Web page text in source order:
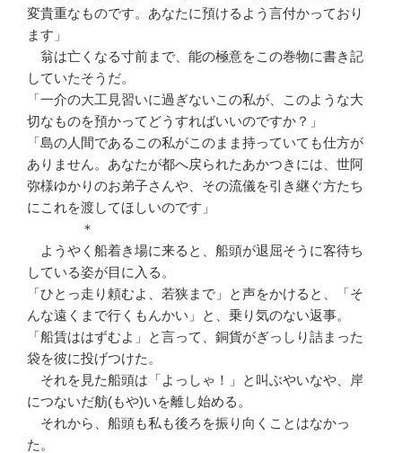
変貴重なものです。あなたに預けるよう言付かっており
ます」
翁は亡くなる寸前まで、能の極意をこの巻物に書き記
していたそうだ。
「一介の大工見習いに過ぎないこの私が、このような大
切なものを預かってどうすればいいのですか？」
「島の人間であるこの私がこのまま持っていても仕方が
ありません。あなたが都へ戻られたあかつきには、世阿
弥様ゆかりのお弟子さんや、その流儀を引き継ぐ方たち
にこれを渡してほしいのです」
＊
ようやく船着き場に来ると、船頭が退屈そうに客待ち
している姿が目に入る。
「ひとっ走り頼むよ、若狭まで」と声をかけると、「そ
んな遠くまで行くもんかい」と、乗り気のない返事。
「船賃ははずむよ」と言って、銅貨がぎっしり詰まった
袋を彼に投げつけた。
それを見た船頭は「よっしゃ！」と叫ぶやいなや、岸
につないだ舫(もや)いを離し始める。
それから、船頭も私も後ろを振り向くことはなかっ
た。